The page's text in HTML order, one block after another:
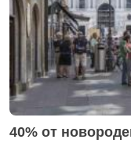
40% от